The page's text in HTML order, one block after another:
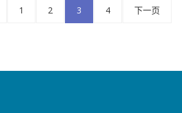
1 2 3 4 下一页